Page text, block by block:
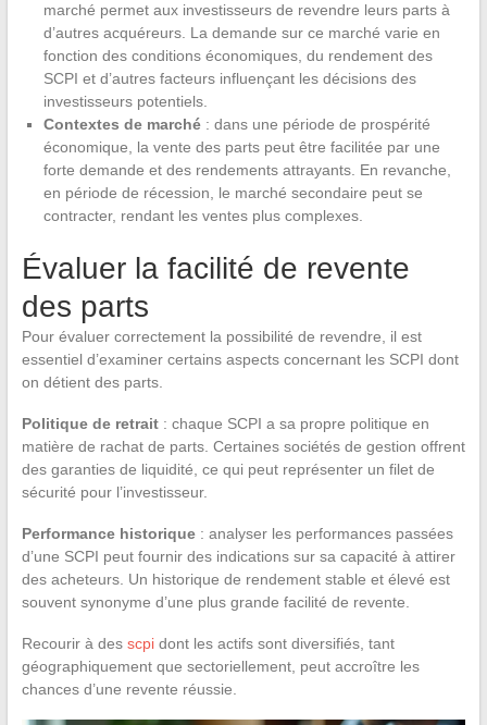
marché permet aux investisseurs de revendre leurs parts à
d’autres acquéreurs. La demande sur ce marché varie en
fonction des conditions économiques, du rendement des
SCPI et d’autres facteurs influençant les décisions des
investisseurs potentiels.
Contextes de marché: dans une période de prospérité
économique, la vente des parts peut être facilitée par une
forte demande et des rendements attrayants. En revanche,
en période de récession, le marché secondaire peut se
contracter, rendant les ventes plus complexes.
Évaluer la facilité de revente
des parts
Pour évaluer correctement la possibilité de revendre, il est
essentiel d’examiner certains aspects concernant les SCPI dont
on détient des parts.
Politique de retrait: chaque SCPI a sa propre politique en
matière de rachat de parts. Certaines sociétés de gestion offrent
des garanties de liquidité, ce qui peut représenter un filet de
sécurité pour l’investisseur.
Performance historique: analyser les performances passées
d’une SCPI peut fournir des indications sur sa capacité à attirer
des acheteurs. Un historique de rendement stable et élevé est
souvent synonyme d’une plus grande facilité de revente.
Recourir à des scpidont les actifs sont diversifiés, tant
géographiquement que sectoriellement, peut accroître les
chances d’une revente réussie.